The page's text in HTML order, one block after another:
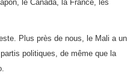
le Canada, la France, les
Plus près de nous, le Mali a un
politiques, de même que la